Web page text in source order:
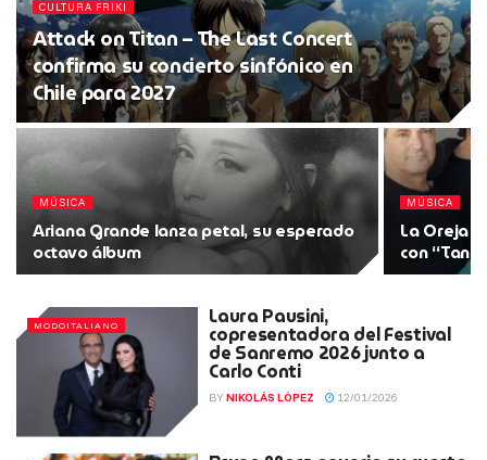
CULTURA FRIKI
Attack on Titan – The Last Concert
confirma su concierto sinfónico en
Chile para 2027
MÚSICA
Ariana Grande lanza petal, su esperado
octavo álbum
MÚSICA
La Oreja
con
MODOITALIANO Laura Pausini,
copresentadora del Festival
de Sanremo 2026 junto a
Carlo Conti
BY NIKOLÁS LÓPEZ 12/01/2026